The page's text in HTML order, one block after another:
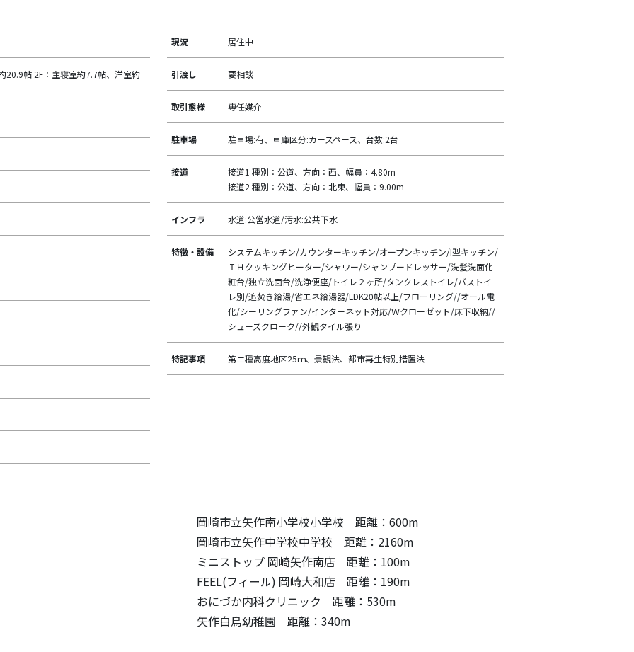
20.9帖 2F：主寝室約7.7帖、洋室約
現況 居住中
引渡し 要相談
取引態様 専任媒介
駐車場 駐車場:有、車庫区分:カースペース、台数:2台
接道
接道1 種別：公道、方向：西、幅員：4.80m
接道2 種別：公道、方向：北東、幅員：9.00m
インフラ 水道:公営水道/汚水:公共下水
特徴・設備
システムキッチン/カウンターキッチン/オープンキッチン/I型キッチン/
ＩＨクッキングヒーター/シャワー/シャンプードレッサー/洗髪洗面化
粧台/独立洗面台/洗浄便座/トイレ２ヶ所/タンクレストイレ/バストイ
レ別/追焚き給湯/省エネ給湯器/LDK20帖以上/フローリング//オール電
化/シーリングファン/インターネット対応/Ｗクローゼット/床下収納//
シューズクローク//外観タイル張り
特記事項 第二種高度地区25ｍ、景観法、都市再生特別措置法
岡崎市立矢作南小学校小学校 距離：600m
岡崎市立矢作中学校中学校 距離：2160m
ミニストップ 岡崎矢作南店 距離：100m
FEEL(フィール) 岡崎大和店 距離：190m
おにづか内科クリニック 距離：530m
矢作白鳥幼稚園 距離：340m